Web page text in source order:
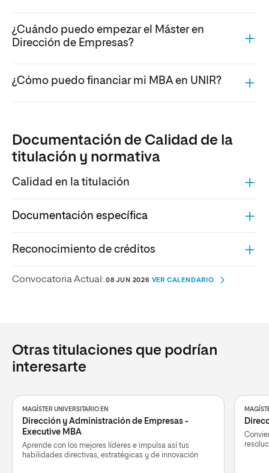
¿Cuándo puedo empezar el Máster en
Dirección de Empresas?
¿Cómo puedo financiar mi MBA en UNIR?
Documentación de Calidad de la
titulación y normativa
Calidad en la titulación
Documentación específica
Reconocimiento de créditos
Convocatoria Actual: 08 JUN 2026 VER CALENDARIO
Otras titulaciones que podrían
interesarte
MAGÍSTER UNIVERSITARIO EN
Dirección y Administración de Empresas -
Executive MBA
Aprende con los mejores líderes e impulsa así tus
habilidades directivas, estratégicas y de innovación